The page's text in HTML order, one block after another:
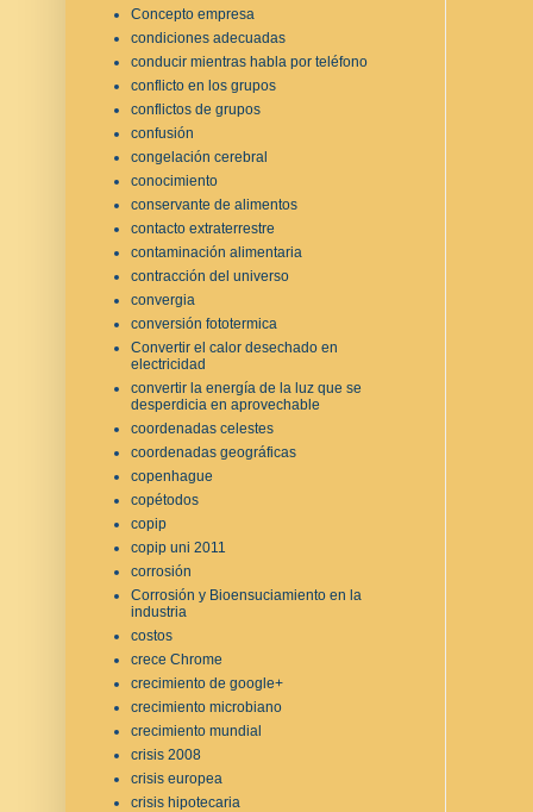
Concepto empresa
condiciones adecuadas
conducir mientras habla por teléfono
conflicto en los grupos
conflictos de grupos
confusión
congelación cerebral
conocimiento
conservante de alimentos
contacto extraterrestre
contaminación alimentaria
contracción del universo
convergia
conversión fototermica
Convertir el calor desechado en
electricidad
convertir la energía de la luz que se
desperdicia en aprovechable
coordenadas celestes
coordenadas geográficas
copenhague
copétodos
copip
copip uni 2011
corrosión
Corrosión y Bioensuciamiento en la
industria
costos
crece Chrome
crecimiento de google+
crecimiento microbiano
crecimiento mundial
crisis 2008
crisis europea
crisis hipotecaria